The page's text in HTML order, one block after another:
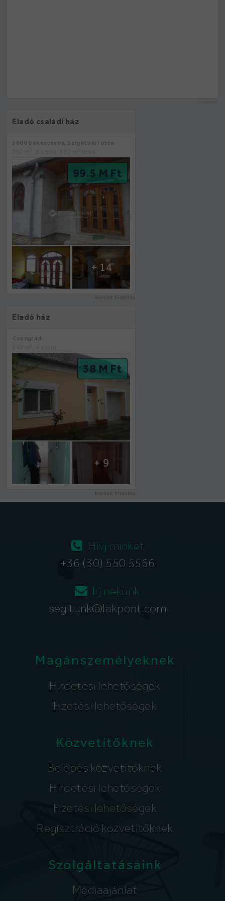
Eladó családi ház
99.5 M Ft
+ 14
kiemelt hirdetés
Eladó ház
38 M Ft
+ 9
kiemelt hirdetés
Hívj minket
+36 (30) 550 5566
Írj nekünk
segitunk@lakpont.com
Magánszemélyeknek
Hirdetési lehetőségek
Fizetési lehetőségek
Közvetítőknek
Belépés közvetítőknek
Hirdetési lehetőségek
Fizetési lehetőségek
Regisztráció közvetítőknek
Szolgáltatásaink
Médiaajánlat